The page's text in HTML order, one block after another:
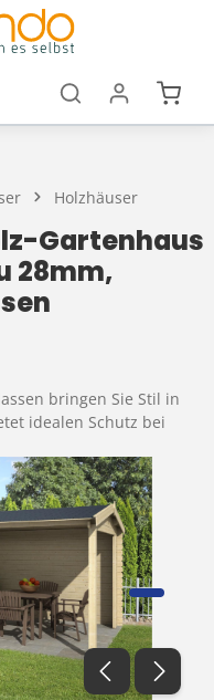
Holzhäuser
Gartenhaus
28mm,
bringen Sie Stil in
idealen Schutz bei